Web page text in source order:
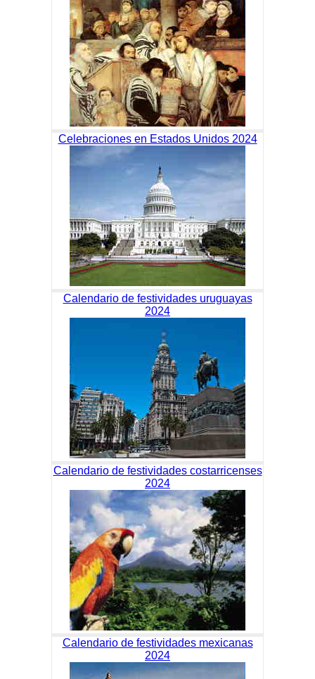
Celebraciones en Estados Unidos 2024
Calendario de festividades uruguayas
2024
Calendario de festividades costarricenses
2024
Calendario de festividades mexicanas
2024